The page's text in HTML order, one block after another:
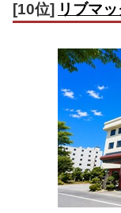
[10位] リブマ